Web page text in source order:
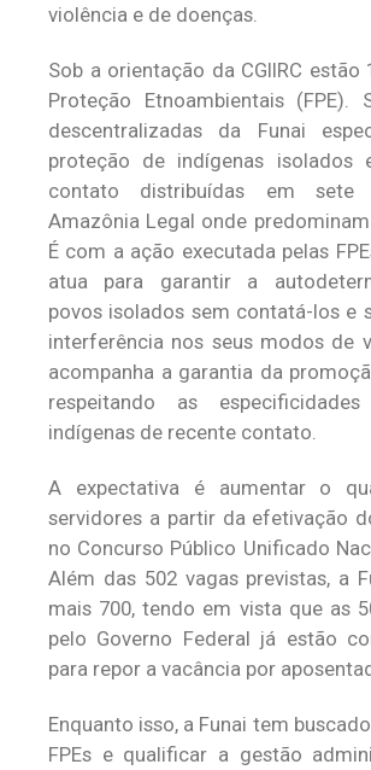
violência e de doenças.
Sob a orientação da CGIIRC estão
Proteção Etnoambientais (FPE).
descentralizadas da Funai
proteção de indígenas isolados
contato distribuídas em sete
Amazônia Legal onde predominam
É com a ação executada pelas
atua para garantir a
povos isolados sem contatá-los e
interferência nos seus modos de
acompanha a garantia da
respeitando as
indígenas de recente contato.
A expectativa é aumentar o
servidores a partir da efetivação
no Concurso Público Unificado
Além das 502 vagas previstas, a
mais 700, tendo em vista que as
pelo Governo Federal já estão
para repor a vacância por
Enquanto isso, a Funai tem
FPEs e qualificar a gestão